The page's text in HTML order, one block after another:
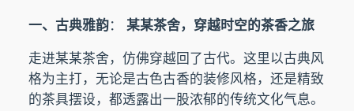
一、古典雅韵： 某某茶舍，穿越时空的茶香之旅
走进某某茶舍，仿佛穿越回了古代。这里以古典风
格为主打，无论是古色古香的装修风格，还是精致
的茶具摆设，都透露出一股浓郁的传统文化气息。